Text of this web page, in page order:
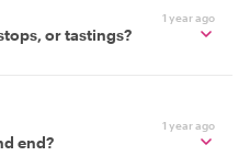
1 year ago
or tastings?
1 year ago
end?